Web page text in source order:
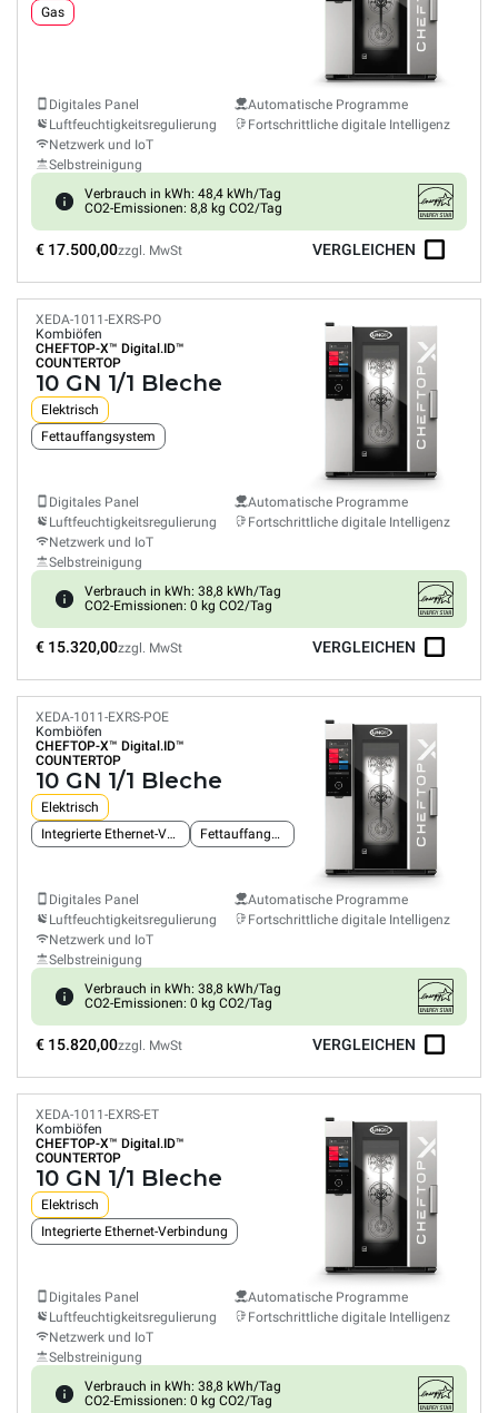
Gas
Digitales Panel
Luftfeuchtigkeitsregulierung
Netzwerk und IoT
Selbstreinigung
Automatische Programme
Fortschrittliche digitale Intelligenz
Verbrauch in kWh: 48,4 kWh/Tag
CO2-Emissionen: 8,8 kg CO2/Tag
€ 17.500,00zzgl. MwSt VERGLEICHEN
XEDA-1011-EXRS-PO
Kombiöfen
CHEFTOP-X™ Digital.ID™
COUNTERTOP
10 GN 1/1 Bleche
Elektrisch
Fettauffangsystem
Digitales Panel
Luftfeuchtigkeitsregulierung
Netzwerk und IoT
Selbstreinigung
Automatische Programme
Fortschrittliche digitale Intelligenz
Verbrauch in kWh: 38,8 kWh/Tag
CO2-Emissionen: 0 kg CO2/Tag
€ 15.320,00zzgl. MwSt VERGLEICHEN
XEDA-1011-EXRS-POE
Kombiöfen
CHEFTOP-X™ Digital.ID™
COUNTERTOP
10 GN 1/1 Bleche
Elektrisch
Integrierte Ethernet-Verbindung
Fettauffangsystem
Digitales Panel
Luftfeuchtigkeitsregulierung
Netzwerk und IoT
Selbstreinigung
Automatische Programme
Fortschrittliche digitale Intelligenz
Verbrauch in kWh: 38,8 kWh/Tag
CO2-Emissionen: 0 kg CO2/Tag
€ 15.820,00zzgl. MwSt VERGLEICHEN
XEDA-1011-EXRS-ET
Kombiöfen
CHEFTOP-X™ Digital.ID™
COUNTERTOP
10 GN 1/1 Bleche
Elektrisch
Integrierte Ethernet-Verbindung
Digitales Panel
Luftfeuchtigkeitsregulierung
Netzwerk und IoT
Selbstreinigung
Automatische Programme
Fortschrittliche digitale Intelligenz
Verbrauch in kWh: 38,8 kWh/Tag
CO2-Emissionen: 0 kg CO2/Tag